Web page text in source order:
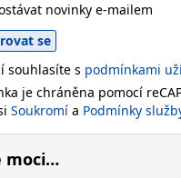
novinky e-mailem
souhlasíte s podmínkami
je chráněna pomocí
Soukromí a Podmínky
moci…